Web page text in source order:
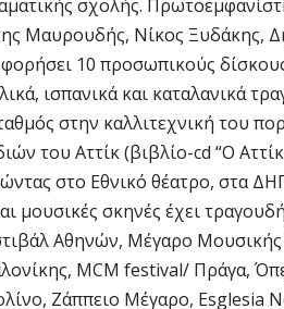
σχολής.
Μαυρουδής, Νίκος Ξυδάκης,
10 προσωπικούς
ισπανικά και καταλανικά
στην καλλιτεχνική του
Αττίκ (βιβλίο-cd “Ο Αττίκ
στο Εθνικό θέατρο, στα
μουσικές σκηνές έχει
Αθηνών, Μέγαρο
MCM festival/ Πράγα,
Ζάππειο Μέγαρο, Esglesia